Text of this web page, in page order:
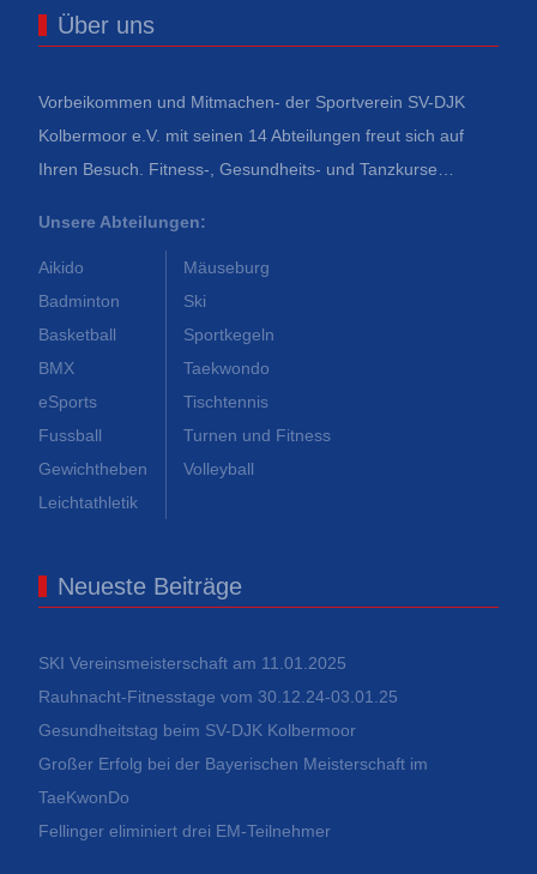
Über uns
Vorbeikommen und Mitmachen- der Sportverein SV-DJK
Kolbermoor e.V. mit seinen 14 Abteilungen freut sich auf
Ihren Besuch. Fitness-, Gesundheits- und Tanzkurse…
Unsere Abteilungen:
Aikido
Badminton
Basketball
BMX
eSports
Fussball
Gewichtheben
Leichtathletik
Mäuseburg
Ski
Sportkegeln
Taekwondo
Tischtennis
Turnen und Fitness
Volleyball
Neueste Beiträge
SKI Vereinsmeisterschaft am 11.01.2025
Rauhnacht-Fitnesstage vom 30.12.24-03.01.25
Gesundheitstag beim SV-DJK Kolbermoor
Großer Erfolg bei der Bayerischen Meisterschaft im
TaeKwonDo
Fellinger eliminiert drei EM-Teilnehmer